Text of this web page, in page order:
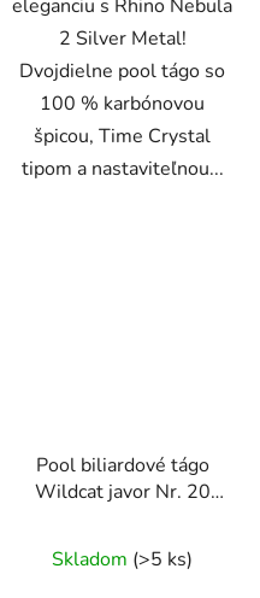
eleganciu s Rhino Nebula
2 Silver Metal!
Dvojdielne pool tágo so
100 % karbónovou
špicou, Time Crystal
tipom a nastaviteľnou...
Pool biliardové tágo
Wildcat javor Nr. 20
Skladom (>5 ks)